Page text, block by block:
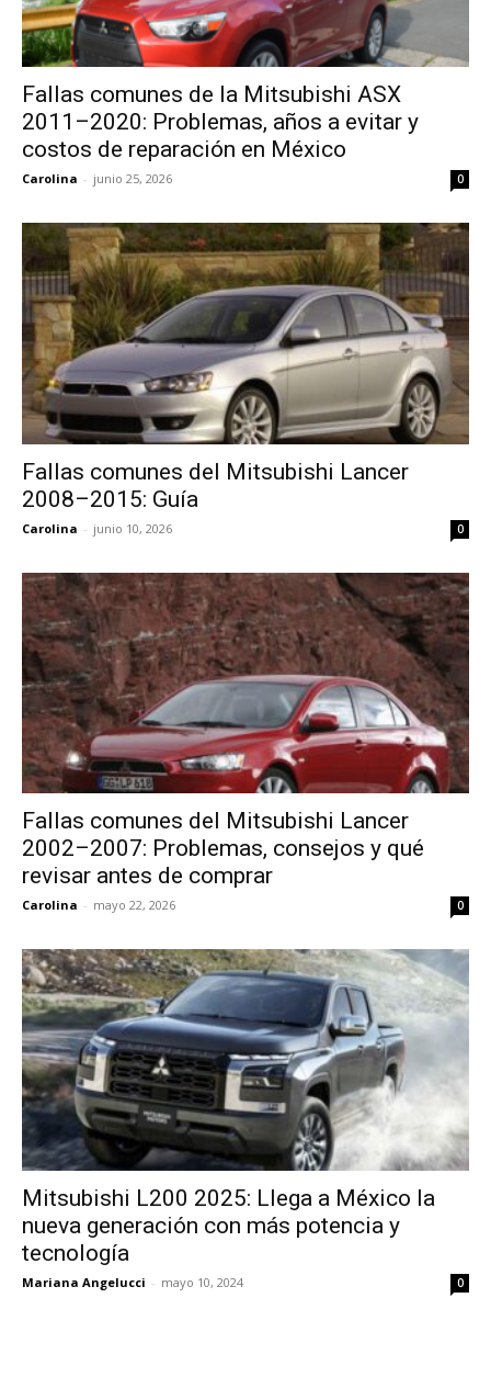
Fallas comunes de la Mitsubishi ASX
2011–2020: Problemas, años a evitar y
costos de reparación en México
Carolina - junio 25, 2026 0
Fallas comunes del Mitsubishi Lancer
2008–2015: Guía
Carolina - junio 10, 2026 0
Fallas comunes del Mitsubishi Lancer
2002–2007: Problemas, consejos y qué
revisar antes de comprar
Carolina - mayo 22, 2026 0
Mitsubishi L200 2025: Llega a México la
nueva generación con más potencia y
tecnología
Mariana Angelucci - mayo 10, 2024 0